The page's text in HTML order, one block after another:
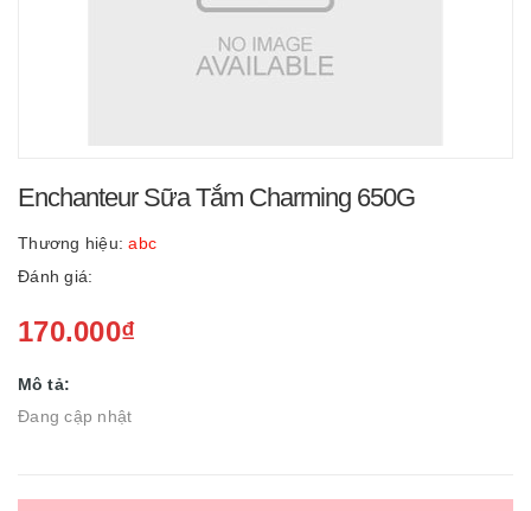
Enchanteur Sữa Tắm Charming 650G
Thương hiệu: abc
Đánh giá:
170.000₫
Mô tả:
Đang cập nhật